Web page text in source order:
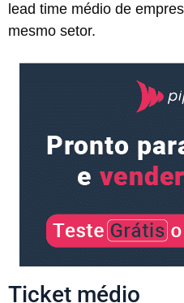
lead time médio de
mesmo setor.
Ticket médio